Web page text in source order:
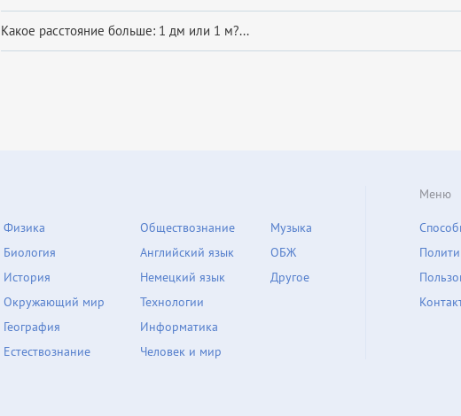
Какое расстояние больше: 1 дм или 1 м?...
Физика
Биология
История
Окружающий мир
География
Естествознание
Обществознание
Английский язык
Немецкий язык
Технологии
Информатика
Человек и мир
Музыка
ОБЖ
Другое
Меню